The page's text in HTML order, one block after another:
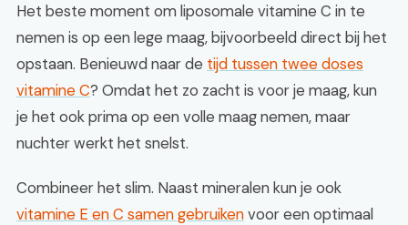
Het beste moment om liposomale vitamine C in te
nemen is op een lege maag, bijvoorbeeld direct bij het
opstaan. Benieuwd naar de tijd tussen twee doses
vitamine C? Omdat het zo zacht is voor je maag, kun
je het ook prima op een volle maag nemen, maar
nuchter werkt het snelst.
Combineer het slim. Naast mineralen kun je ook
vitamine E en C samen gebruikenvoor een optimaal